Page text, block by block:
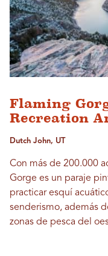
Flaming
Recreation
Dutch John, UT
Con más de 200.000
Gorge es un paraje
practicar esquí
senderismo, además
zonas de pesca del